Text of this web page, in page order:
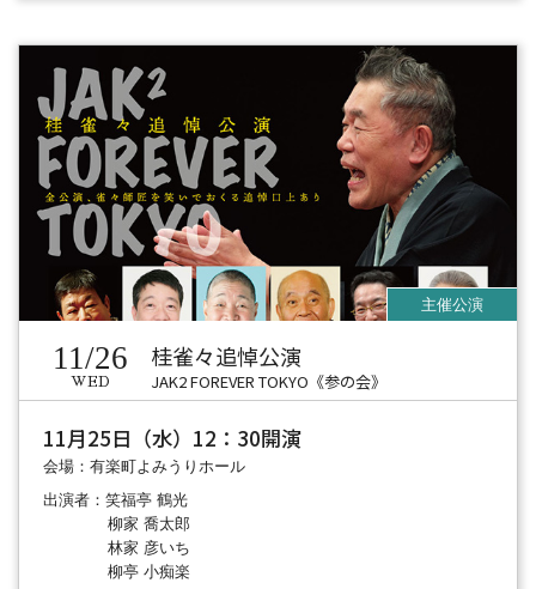
11/26
WED
桂雀々追悼公演
JAK2 FOREVER TOKYO《参の会》
11月25日（水）12：30開演
会場：有楽町よみうりホール
出演者：笑福亭 鶴光
柳家 喬太郎
林家 彦いち
柳亭 小痴楽